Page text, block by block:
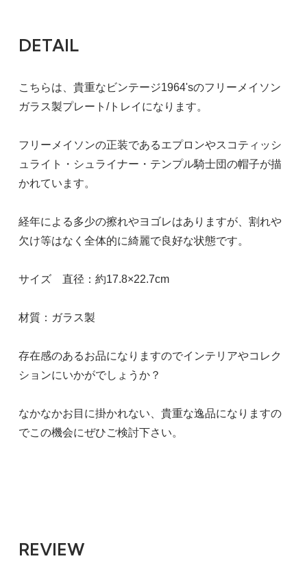
DETAIL
こちらは、貴重なビンテージ1964'sのフリーメイソン
ガラス製プレート/トレイになります。
フリーメイソンの正装であるエプロンやスコティッシ
ュライト・シュライナー・テンプル騎士団の帽子が描
かれています。
経年による多少の擦れやヨゴレはありますが、割れや
欠け等はなく全体的に綺麗で良好な状態です。
サイズ 直径：約17.8×22.7cm
材質：ガラス製
存在感のあるお品になりますのでインテリアやコレク
ションにいかがでしょうか？
なかなかお目に掛かれない、貴重な逸品になりますの
でこの機会にぜひご検討下さい。
REVIEW